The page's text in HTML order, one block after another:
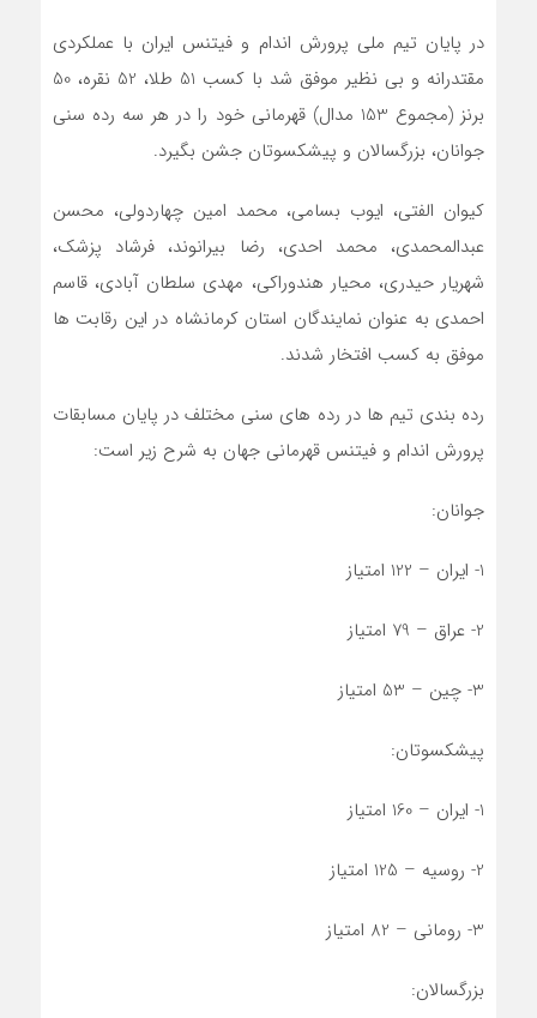
در پایان تیم ملی پرورش اندام و فیتنس ایران با عملکردی
مقتدرانه و بی نظیر موفق شد با کسب 51 طلا، 52 نقره، 50
برنز (مجموع 153 مدال) قهرمانی خود را در هر سه رده سنی
جوانان، بزرگسالان و پیشکسوتان جشن بگیرد.
کیوان الفتی، ایوب بسامی، محمد امین چهاردولی، محسن
عبدالمحمدی، محمد احدی، رضا بیرانوند، فرشاد پزشک،
شهریار حیدری، محیار هندوراکی، مهدی سلطان آبادی، قاسم
احمدی به عنوان نمایندگان استان کرمانشاه در این رقابت ها
موفق به کسب افتخار شدند.
رده بندی تیم ها در رده های سنی مختلف در پایان مسابقات
پرورش اندام و فیتنس قهرمانی جهان به شرح زیر است:
جوانان:
1- ایران – 122 امتیاز
2- عراق – 79 امتیاز
3- چین – 53 امتیاز
پیشکسوتان:
1- ایران – 160 امتیاز
2- روسیه – 125 امتیاز
3- رومانی – 82 امتیاز
بزرگسالان: